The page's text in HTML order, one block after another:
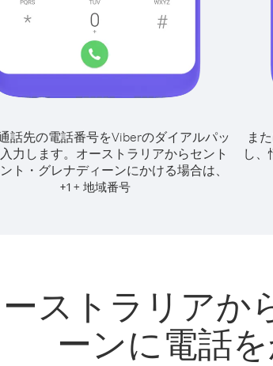
話先の電話番号をViberのダイアルパッ
力します。 オーストラリアからセント
ト・グレナディーンにかける場合は、
+1 + 地域番号
ま
し、
ストラリアか
ーンに電話